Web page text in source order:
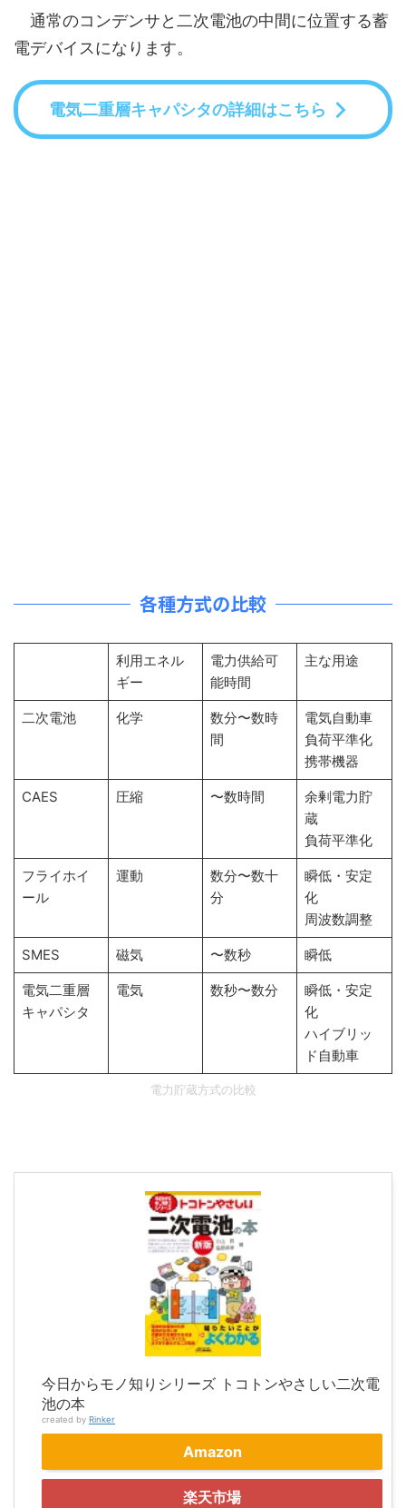
通常のコンデンサと二次電池の中間に位置する蓄
電デバイスになります。
電気二重層キャパシタの詳細はこちら
各種方式の比較
利用エネル
ギー
電力供給可
能時間
主な用途
二次電池 化学
数分〜数時
間
電気自動車
負荷平準化
携帯機器
CAES 圧縮 〜数時間
余剰電力貯
蔵
負荷平準化
フライホイ
ール
運動
数分〜数十
分
瞬低・安定
化
周波数調整
SMES 磁気 〜数秒 瞬低
電気二重層
キャパシタ
電気 数秒〜数分
瞬低・安定
化
ハイブリッ
ド自動車
電力貯蔵方式の比較
今日からモノ知りシリーズ トコトンやさしい二次電
池の本
created by Rinker
Amazon
楽天市場